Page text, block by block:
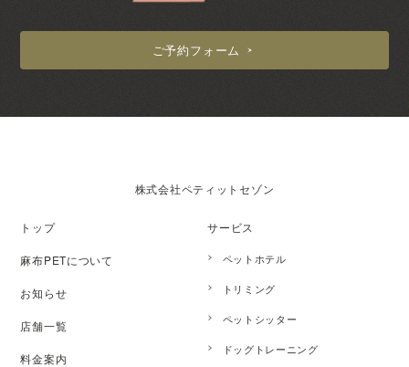
ご予約フォーム
株式会社ペティットセゾン
トップ
麻布PETについて
お知らせ
店舗一覧
料金案内
サービス
ペットホテル
トリミング
ペットシッター
ドッグトレーニング